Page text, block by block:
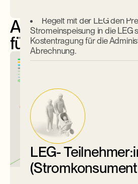
Regelt mit der LEG den
Stromeinspeisung in die LEG
Kostentragung für die
Abrechnung.
Kauft den Reststrombezug
bei Dritten bei Marktzugang).
LEG-
für LEG Strom